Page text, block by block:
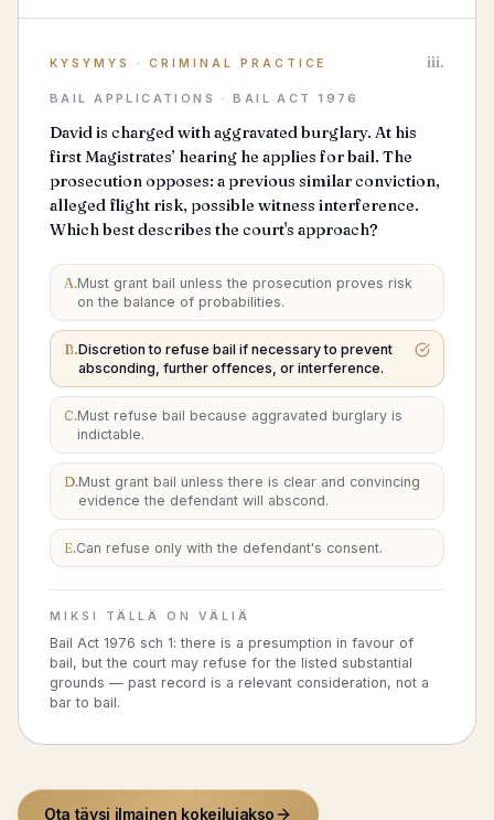
KYSYMYS ·CRIMINAL PRACTICE iii.
BAIL APPLICATIONS · BAIL ACT 1976
David is charged with aggravated burglary. At his
first Magistrates’ hearing he applies for bail. The
prosecution opposes: a previous similar conviction,
alleged flight risk, possible witness interference.
Which best describes the court's approach?
A.Must grant bail unless the prosecution proves risk
on the balance of probabilities.
B.Discretion to refuse bail if necessary to prevent
absconding, further offences, or interference.
C.Must refuse bail because aggravated burglary is
indictable.
D.Must grant bail unless there is clear and convincing
evidence the defendant will abscond.
E.Can refuse only with the defendant's consent.
MIKSI TÄLLÄ ON VÄLIÄ
Bail Act 1976 sch 1: there is a presumption in favour of
bail, but the court may refuse for the listed substantial
grounds — past record is a relevant consideration, not a
bar to bail.
Ota täysi ilmainen kokeilujakso